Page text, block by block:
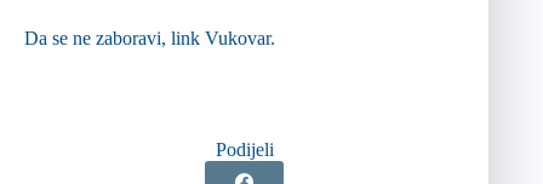
Da se ne zaboravi, link Vukovar.
Podijeli